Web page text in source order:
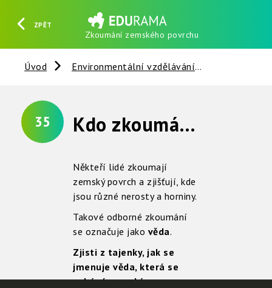
ZPĚT
Zkoumání zemského povrchu
HLEDAT REGISTROVAT PŘIHLÁSIT SE
Úvod Environmentální vzdělávání
35 Kdo zkoumá zemský povrch ?
Někteří lidé zkoumají
zemský povrch a zjišťují, kde
jsou různé nerosty a horniny.
Takové odborné zkoumání
se označuje jako věda.
Zjisti z tajenky, jak se
jmenuje věda, která se
zabývá zemským